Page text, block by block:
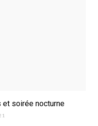
et soirée nocturne